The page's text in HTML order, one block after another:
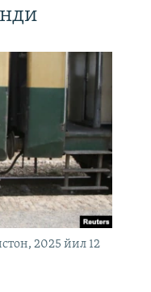
2025 йил 12